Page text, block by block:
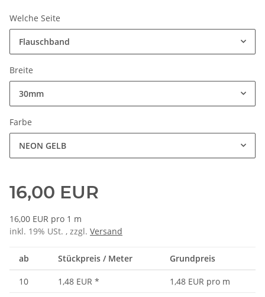
Welche Seite
Flauschband
Breite
30mm
Farbe
NEON GELB
16,00 EUR
16,00 EUR pro 1 m
inkl. 19% USt. , zzgl. Versand
ab Stückpreis / Meter Grundpreis
10 1,48 EUR *
1,48 EUR pro m